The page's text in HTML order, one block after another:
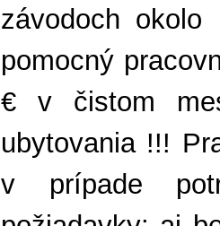
závodoch
pomocný
€ v čistom
ubytovania !!!
v prípade